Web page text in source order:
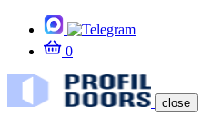
0
close